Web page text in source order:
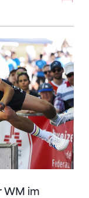
WM im
im Einsatz